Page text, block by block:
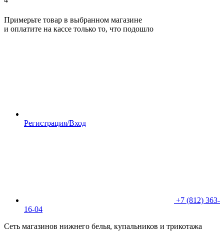
Примерьте товар в выбранном магазине
и оплатите на кассе только то, что подошло
Регистрация/Вход
+7 (812) 363-
16-04
Сеть магазинов нижнего белья, купальников и трикотажа